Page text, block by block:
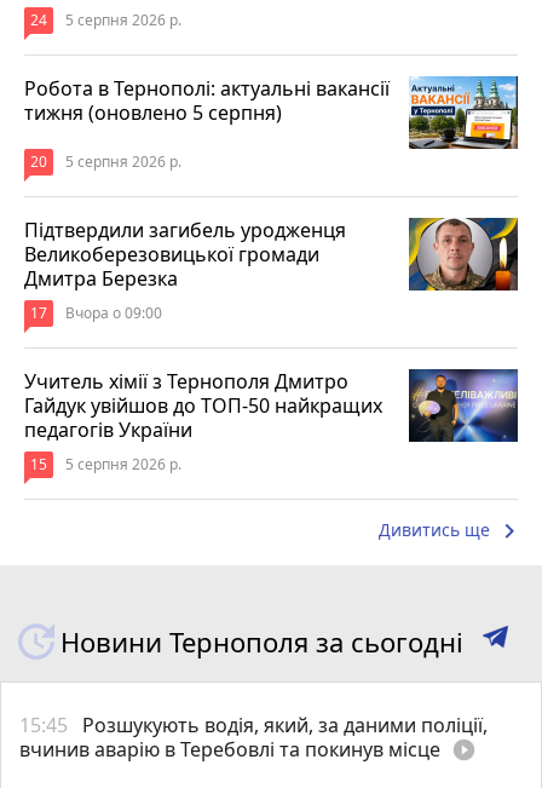
24 5 серпня 2026 р.
Робота в Тернополі: актуальні вакансії
тижня (оновлено 5 серпня)
20 5 серпня 2026 р.
Підтвердили загибель уродженця
Великоберезовицької громади
Дмитра Березка
17 Вчора о 09:00
Учитель хімії з Тернополя Дмитро
Гайдук увійшов до ТОП-50 найкращих
педагогів України
15 5 серпня 2026 р.
Дивитись ще keyboard_arrow_right
Новини Тернополя за сьогодні
15:45
Розшукують водія, який, за даними поліції,
вчинив аварію в Теребовлі та покинув місце play_circle_filled